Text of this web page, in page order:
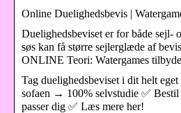
Online Duelighedsbevis |
Duelighedsbeviset er for både sejl-
søs kan få større sejlerglæde af
ONLINE Teori: Watergames
Tag duelighedsbeviset i dit helt
sofaen → 100% selvstudie ✅
passer dig ✅ Læs mere her!